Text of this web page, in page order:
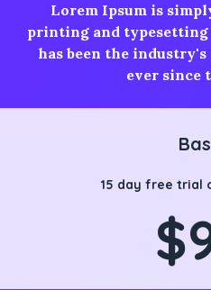
Lorem Ipsum is
printing and
has been the
ever since
15 day free trial